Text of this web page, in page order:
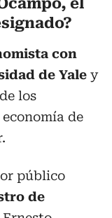
el
con
de Yale y
los
de
público
de